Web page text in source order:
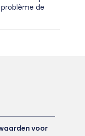
de
voor